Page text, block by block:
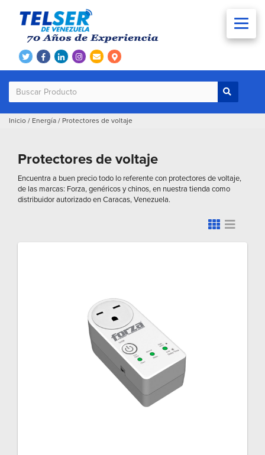
Inicio / Energía / Protectores de voltaje
Protectores de voltaje
Encuentra a buen precio todo lo referente con protectores de voltaje,
de las marcas: Forza, genéricos y chinos, en nuestra tienda como
distribuidor autorizado en Caracas, Venezuela.